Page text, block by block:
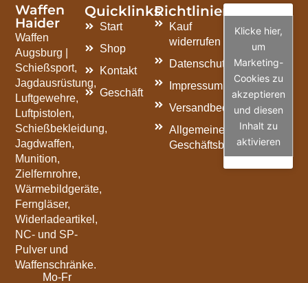
Waffen
Haider
Waffen
Augsburg |
Schießsport,
Jagdausrüstung,
Luftgewehre,
Luftpistolen,
Schießbekleidung,
Jagdwaffen,
Munition,
Zielfernrohre,
Wärmebildgeräte,
Ferngläser,
Widerladeartikel,
NC- und SP-
Pulver und
Waffenschränke.
Mo-Fr
Quicklinks
Start
Shop
Kontakt
Geschäft
Richtlinien
Kauf
widerrufen
Datenschutzrichtlinie
Impressum
Versandbedingungen
Allgemeine
Geschäftsbedingungen
Klicke hier,
um
Marketing-
Cookies zu
akzeptieren
und diesen
Inhalt zu
aktivieren